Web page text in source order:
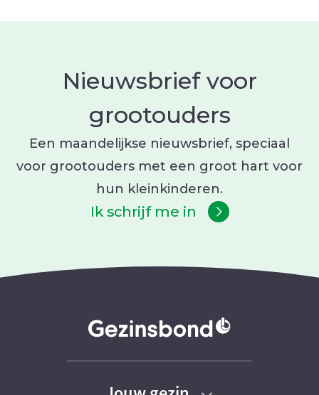
Nieuwsbrief voor
grootouders
Een maandelijkse nieuwsbrief, speciaal
voor grootouders met een groot hart voor
hun kleinkinderen.
Ik schrijf me in